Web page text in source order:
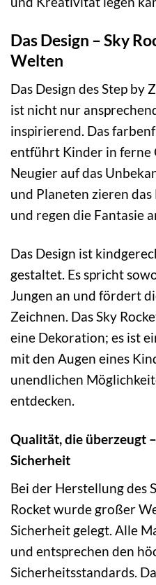
Das Design – Sky
Welten
Das Design des Step by
ist nicht nur
inspirierend. Das
entführt Kinder in ferne
Neugier auf das
und Planeten zieren
und regen die Fantasie
Das Design ist
gestaltet. Es spricht
Jungen an und fördert
Zeichnen. Das Sky
eine Dekoration; es ist
mit den Augen eines
unendlichen
entdecken.
Qualität, die überzeugt
Sicherheit
Bei der Herstellung des
Rocket wurde großer
Sicherheit gelegt. Alle
und entsprechen den
Sicherheitsstandards.